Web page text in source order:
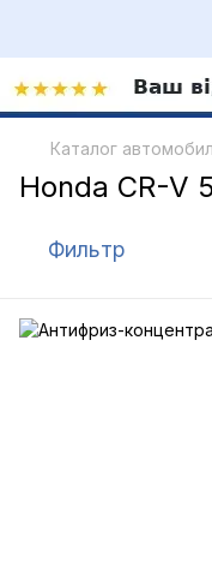
Каталог
Honda CR-V
Фильтр